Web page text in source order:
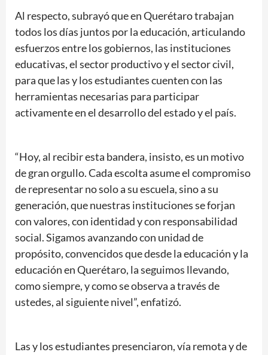
Al respecto, subrayó que en Querétaro trabajan
todos los días juntos por la educación, articulando
esfuerzos entre los gobiernos, las instituciones
educativas, el sector productivo y el sector civil,
para que las y los estudiantes cuenten con las
herramientas necesarias para participar
activamente en el desarrollo del estado y el país.
“Hoy, al recibir esta bandera, insisto, es un motivo
de gran orgullo. Cada escolta asume el compromiso
de representar no solo a su escuela, sino a su
generación, que nuestras instituciones se forjan
con valores, con identidad y con responsabilidad
social. Sigamos avanzando con unidad de
propósito, convencidos que desde la educación y la
educación en Querétaro, la seguimos llevando,
como siempre, y como se observa a través de
ustedes, al siguiente nivel”, enfatizó.
Las y los estudiantes presenciaron, vía remota y de